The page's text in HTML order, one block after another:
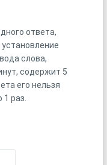
ответа,
слова,
содержит 5
его нельзя
раз.